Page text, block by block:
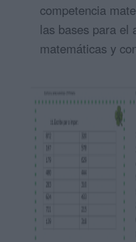
competencia
las bases para el
matemáticas y